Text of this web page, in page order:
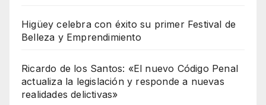
Higüey celebra con éxito su primer Festival de
Belleza y Emprendimiento
Ricardo de los Santos: «El nuevo Código Penal
actualiza la legislación y responde a nuevas
realidades delictivas»